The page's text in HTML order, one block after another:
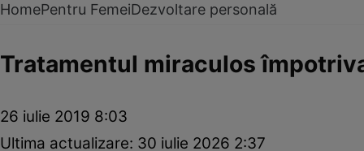
HomePentru FemeiDezvoltare personală
Tratamentul miraculos
26 iulie 2019 8:03
Ultima actualizare: 30 iulie 2026 2:37